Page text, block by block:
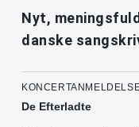
Nyt,
danske
De Efterladte